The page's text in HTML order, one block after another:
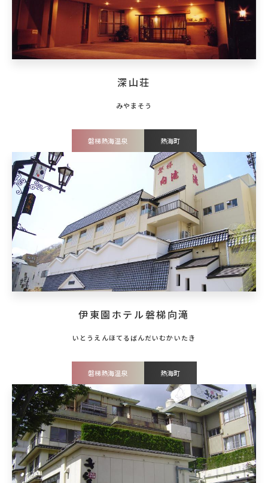
深山荘
磐梯熱海温泉 熱海町
伊東園ホテル磐梯向滝
磐梯熱海温泉 熱海町